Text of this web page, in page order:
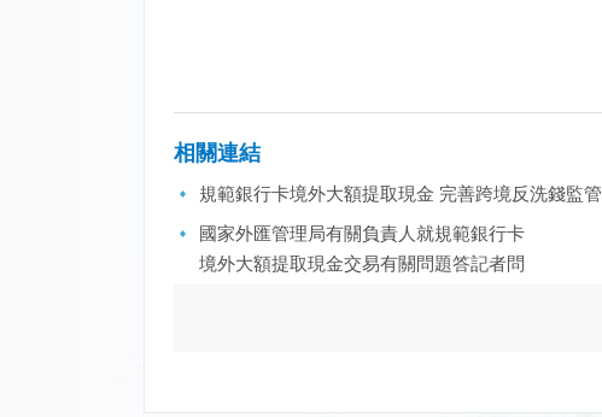
相關連結
規範銀行卡境外大額提取現金 完善跨境反洗錢監管
國家外匯管理局有關負責人就規範銀行卡
境外大額提取現金交易有關問題答記者問